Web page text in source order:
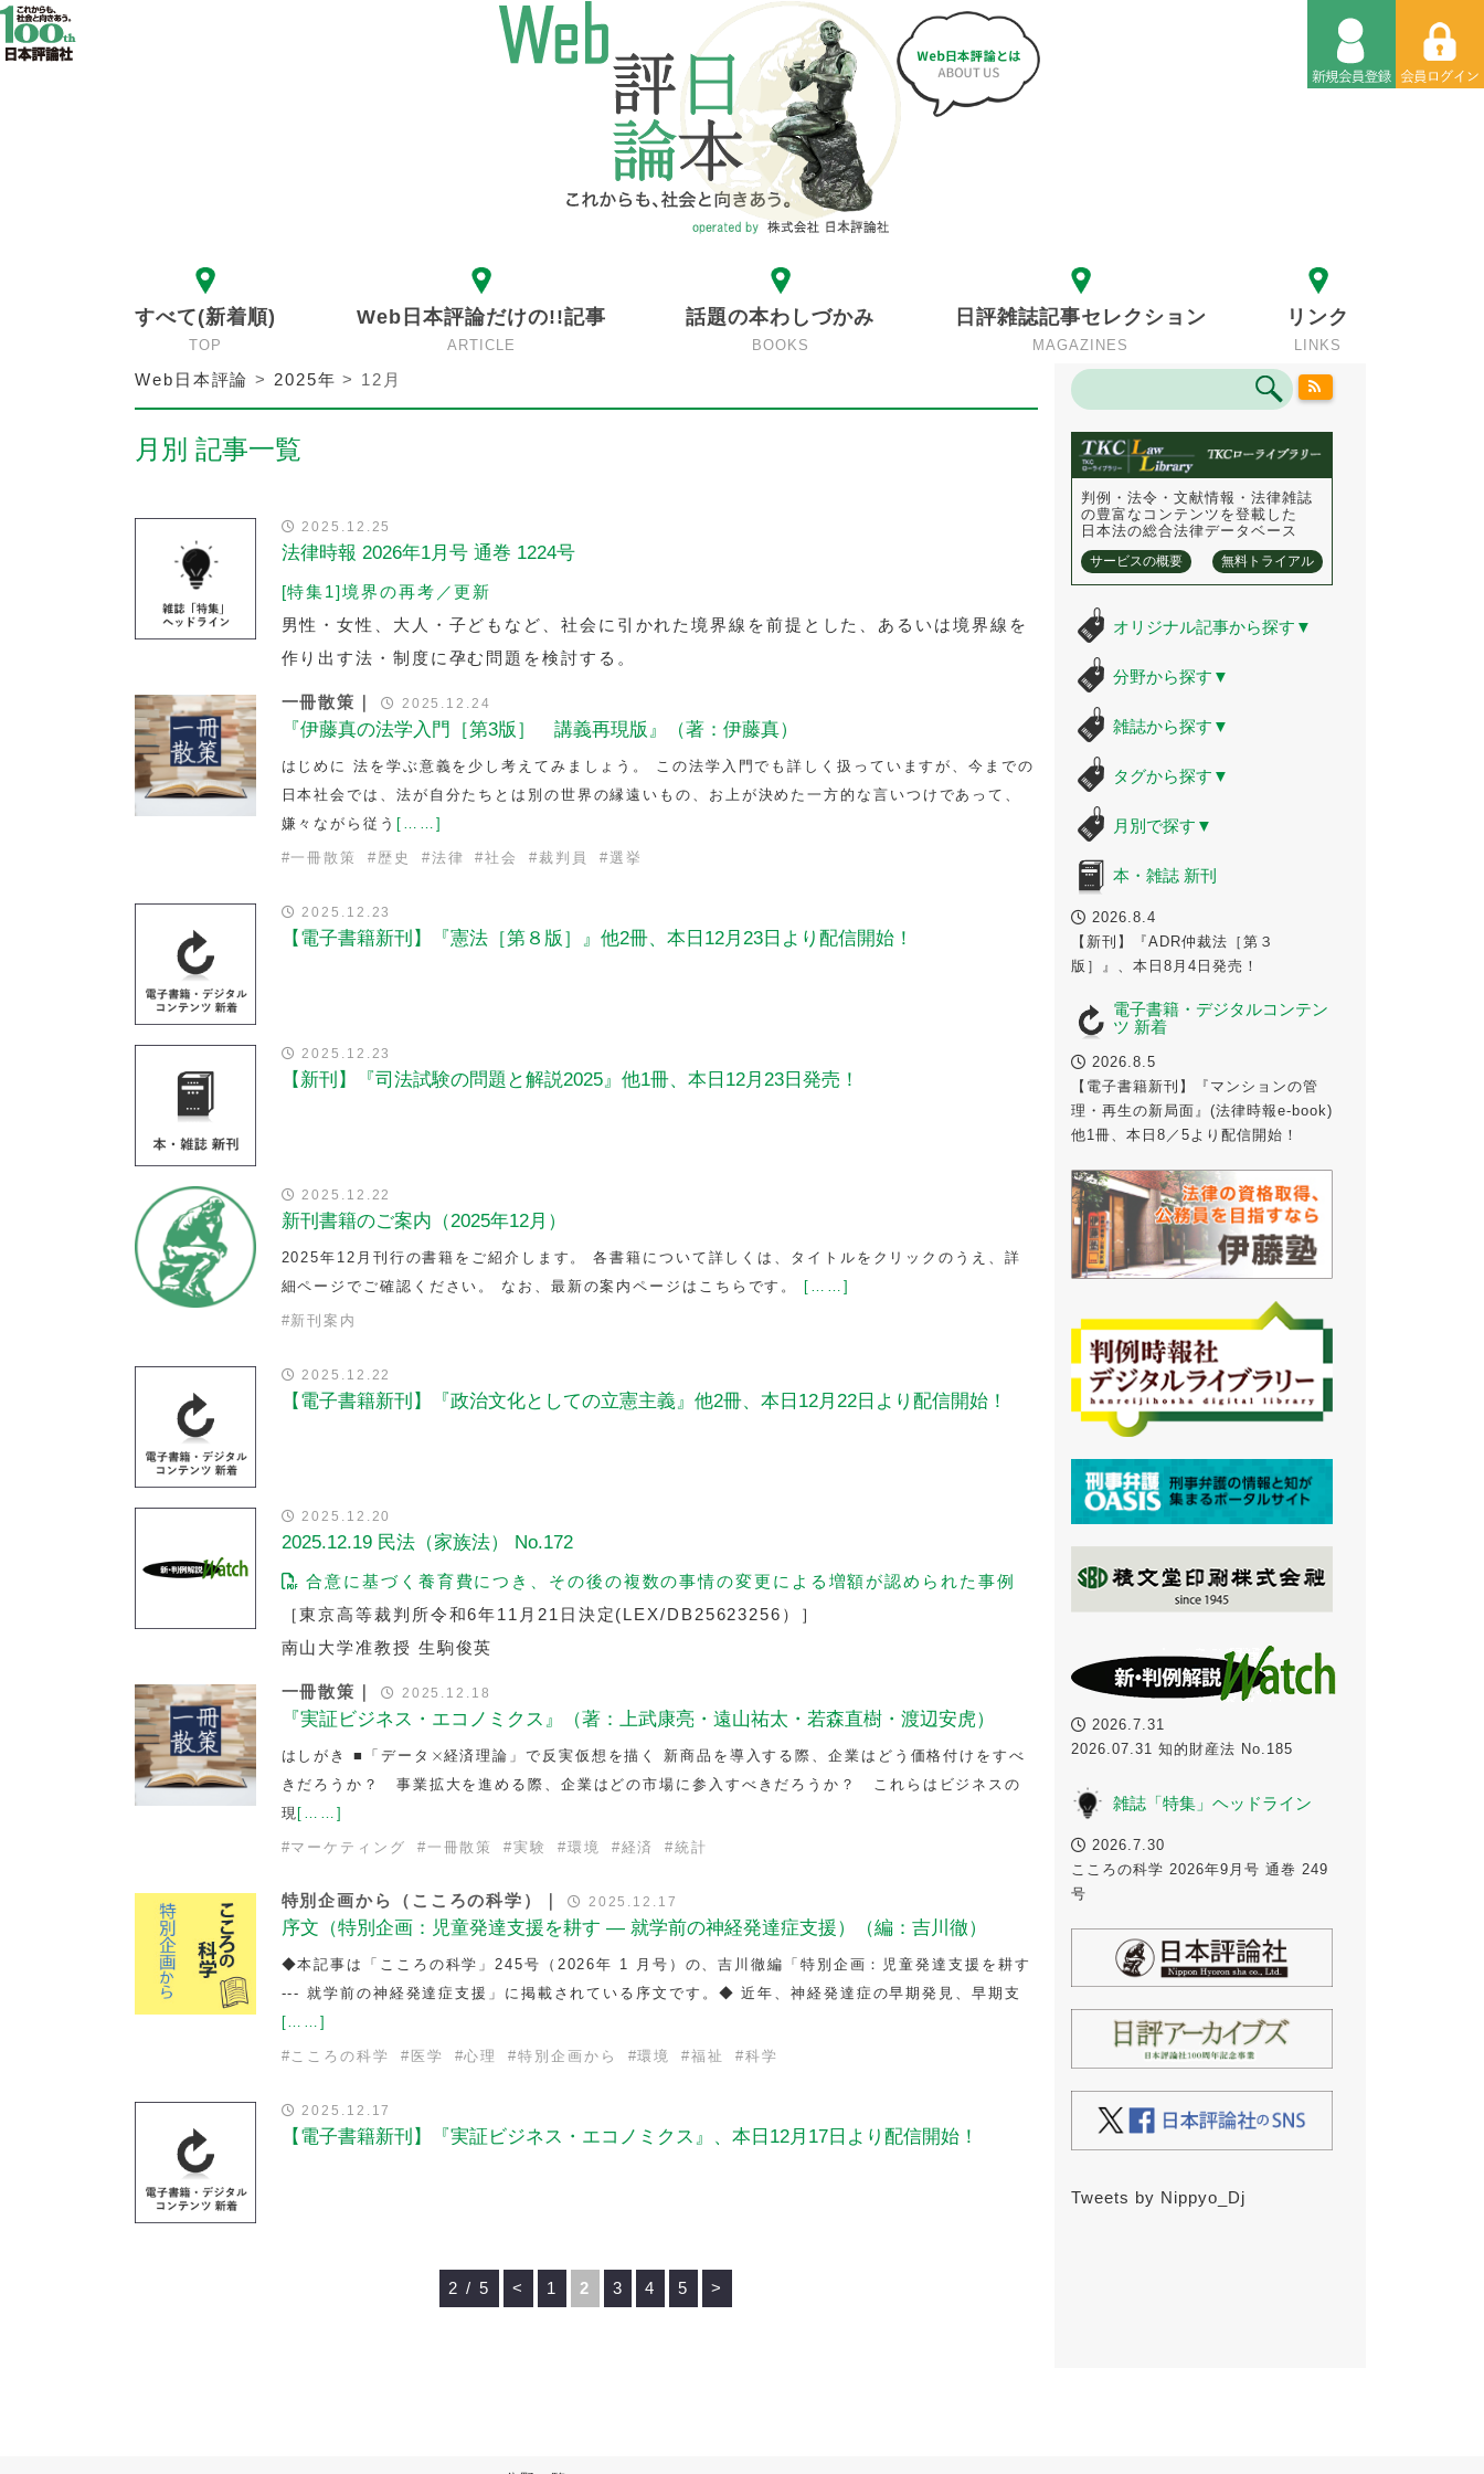
すべて(新着順)
TOP
Web日本評論だけの!!記事
ARTICLE
話題の本わしづかみ
BOOKS
日評雑誌記事セレクション
MAGAZINES
リンク
LINKS
Web日本評論 > 2025年 > 12月
月別 記事一覧
2025.12.25
法律時報 2026年1月号 通巻 1224号
[特集1]境界の再考／更新
男性・女性、大人・子どもなど、社会に引かれた境界線を前提とした、あるいは境界線を
作り出す法・制度に孕む問題を検討する。
一冊散策｜ 2025.12.24
『伊藤真の法学入門［第3版］ 講義再現版』（著：伊藤真）
はじめに 法を学ぶ意義を少し考えてみましょう。 この法学入門でも詳しく扱っていますが、今までの
日本社会では、法が自分たちとは別の世界の縁遠いもの、お上が決めた一方的な言いつけであって、
嫌々ながら従う [……]
#一冊散策 # 歴史 #法律 #社会 #裁判員 #選挙
2025.12.23
【電子書籍新刊】『憲法［第８版］』他2冊、本日12月23日より配信開始！
2025.12.23
【新刊】『司法試験の問題と解説2025』他1冊、本日12月23日発売！
2025.12.22
新刊書籍のご案内（2025年12月）
2025年12月刊行の書籍をご紹介します。 各書籍について詳しくは、タイトルをクリックのうえ、詳
細ページでご確認ください。 なお、最新の案内ページはこちらです。
[……]
#新刊案内
2025.12.22
【電子書籍新刊】『政治文化としての立憲主義』他2冊、本日12月22日より配信開始！
2025.12.20
2025.12.19 民法（家族法） No.172
合意に基づく養育費につき、その後の複数の事情の変更による増額が認められた事例
［東京高等裁判所令和6年11月21日決定(LEX/DB25623256）］
南山大学准教授 生駒俊英
一冊散策｜ 2025.12.18
『実証ビジネス・エコノミクス』（著：上武康亮・遠山祐太・若森直樹・渡辺安虎）
はしがき ■「データ ×
× 経済理論」で反実仮想を描く 新商品を導入する際、企業はどう価格付けをすべ
きだろうか？ 事業拡大を進める際、企業はどの市場に参入すべきだろうか？ これらはビジネスの
現 [……]
#マーケティング # 一冊散策 #実験 #環境 #経済 #統計
特別企画から（こころの科学）｜ 2025.12.17
序文（特別企画：児童発達支援を耕す — 就学前の神経発達症支援）（編：吉川徹）
◆本記事は「こころの科学」245号（2026年 1 月号）の、吉川徹編「特別企画：児童発達支援を耕す
--- 就学前の神経発達症支援」に掲載されている序文です。◆ 近年、神経発達症の早期発見、早期支
[……]
#こころの科学 # 医学 #心理 #特別企画から #環境 #福祉 #科学
2025.12.17
【電子書籍新刊】『実証ビジネス・エコノミクス』、本日12月17日より配信開始！
2 / 5 < 1 2 3 4 5 >
判例・法令・文献情報・法律雑誌
の豊富なコンテンツを登載した
日本法の総合法律データベース
サービスの概要 無料トライアル
オリジナル記事から探す ▼
分野から探す ▼
雑誌から探す ▼
タグから探す ▼
月別で探す ▼
本・雑誌 新刊
2026.8.4
【新刊】『ADR仲裁法［第３
版］』、本日8月4日発売！
電子書籍・デジタルコンテン
ツ 新着
2026.8.5
【電子書籍新刊】『マンションの管
理・再生の新局面』(法律時報e-book)
他1冊、本日8／5より配信開始！
2026.7.31
2026.07.31 知的財産法 No.185
雑誌「特集」ヘッドライン
2026.7.30
こころの科学 2026年9月号 通巻 249
号
Tweets by Nippyo_Dj